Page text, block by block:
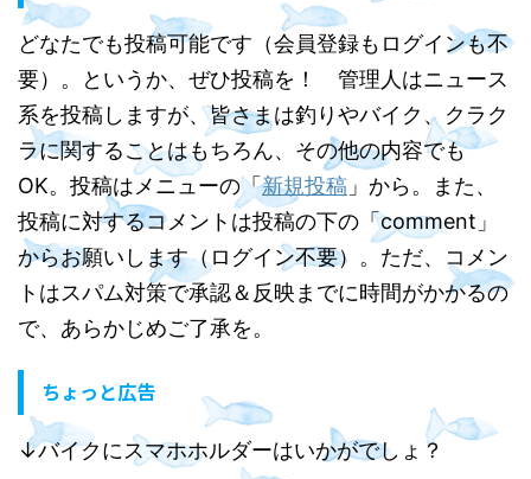
どなたでも投稿可能です（会員登録もログインも不
要）。というか、ぜひ投稿を！ 管理人はニュース
系を投稿しますが、皆さまは釣りやバイク、クラク
ラに関することはもちろん、その他の内容でも
OK。投稿はメニューの「新規投稿 」から。また、
投稿に対するコメントは投稿の下の「comment」
からお願いします（ログイン不要）。ただ、コメン
トはスパム対策で承認＆反映までに時間がかかるの
で、あらかじめご了承を。
ちょっと広告
↓バイクにスマホホルダーはいかがでしょ？